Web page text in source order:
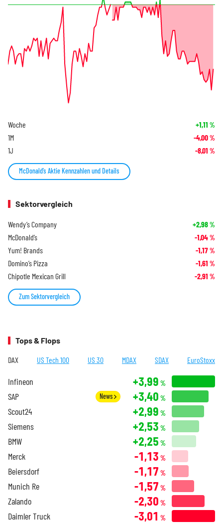
Woche +1,11 %
1M -4,00%
1J -8,01 %
McDonald’s Aktie Kennzahlen und Details
Sektorvergleich
Wendy’s Company +2,98%
McDonald’s -1,04%
Yum! Brands -1,17%
Domino’s Pizza -1,61 %
Chipotle Mexican Grill -2,91 %
Zum Sektorvergleich
Tops & Flops
DAX US Tech 100 US 30 MDAX SDAX EuroStoxx
Infineon +3,99 %
SAP News +3,40 %
Scout24 +2,99 %
Siemens +2,53 %
BMW +2,25 %
Merck -1,13 %
Beiersdorf -1,17 %
Munich Re -1,57 %
Zalando -2,30 %
Daimler Truck -3,01 %